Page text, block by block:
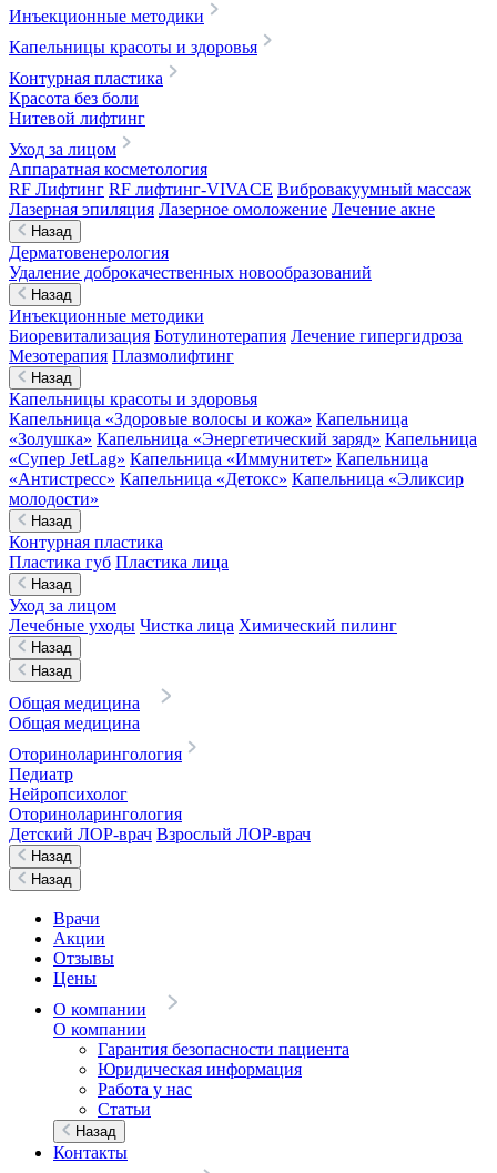
Инъекционные методики
Капельницы красоты и здоровья
Контурная пластика
Красота без боли
Нитевой лифтинг
Уход за лицом
Аппаратная косметология
RF Лифтинг RF лифтинг-VIVACE Вибровакуумный массаж
Лазерная эпиляция Лазерное омоложение Лечение акне
Назад
Дерматовенерология
Удаление доброкачественных новообразований
Назад
Инъекционные методики
Биоревитализация Ботулинотерапия Лечение гипергидроза
Мезотерапия Плазмолифтинг
Назад
Капельницы красоты и здоровья
Капельница «Здоровые волосы и кожа» Капельница
«Золушка» Капельница «Энергетический заряд» Капельница
«Супер JetLag» Капельница «Иммунитет» Капельница
«Антистресс» Капельница «Детокс» Капельница «Эликсир
молодости»
Назад
Контурная пластика
Пластика губ Пластика лица
Назад
Уход за лицом
Лечебные уходы Чистка лица Химический пилинг
Назад
Назад
Общая медицина
Общая медицина
Оториноларингология
Педиатр
Нейропсихолог
Оториноларингология
Детский ЛОР-врач Взрослый ЛОР-врач
Назад
Назад
Врачи
Акции
Отзывы
Цены
О компании
О компании
Гарантия безопасности пациента
Юридическая информация
Работа у нас
Статьи
Назад
Контакты